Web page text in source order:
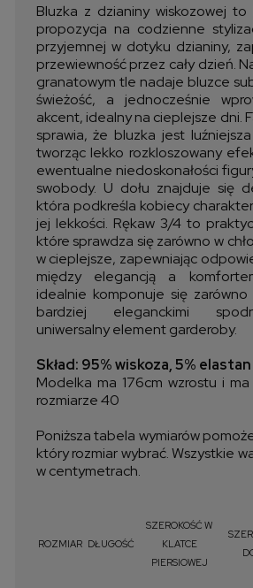
Bluzka z dzianiny wiskozowej
propozycja na codzienne
przyjemnej w dotyku dzianiny,
przewiewność przez cały dzień.
granatowym tle nadaje bluzce
świeżość, a jednocześnie
akcent, idealny na cieplejsze dni.
sprawia, że bluzka jest
tworząc lekko rozkloszowany
ewentualne niedoskonałości
swobody. U dołu znajduje się
która podkreśla kobiecy
jej lekkości. Rękaw 3/4 to
które sprawdza się zarówno w
w cieplejsze, zapewniając
między elegancją a
idealnie komponuje się
bardziej eleganckimi
uniwersalny element garderoby.
Skład: 95% wiskoza, 5% elastan
Modelka ma 176cm wzrostu i
rozmiarze 40
Poniższa tabela wymiarów
który rozmiar wybrać. Wszystkie
w centymetrach.
ROZMIAR DŁUGOŚĆ
SZEROKOŚĆ W
KLATCE
PIERSIOWEJ